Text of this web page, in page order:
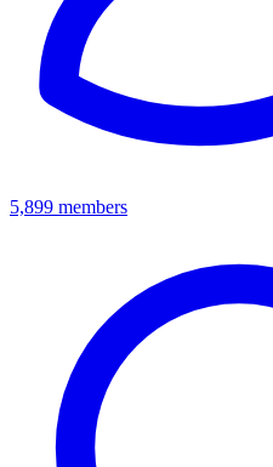
5,899 members